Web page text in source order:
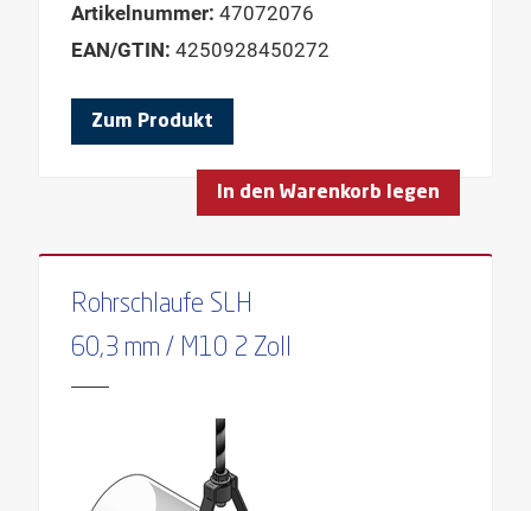
Artikelnummer: 47072076
EAN/GTIN: 4250928450272
Zum Produkt
In den Warenkorb legen
Rohrschlaufe SLH
60,3 mm / M10 2 Zoll